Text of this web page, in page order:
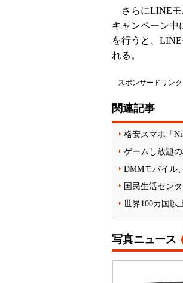
さらにLINEモ
キャンペーン中
を行うと、
れる。
スポンサードリンク
関連記事
格安スマホ「
ゲームし放題
DMMモバイル
国民生活セン
世界100カ国以
写真ニュース